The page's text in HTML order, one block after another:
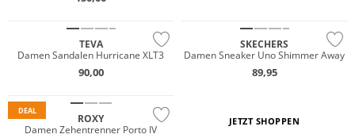
TEVA
Damen Sandalen Hurricane XLT3
90,00
SKECHERS
Damen Sneaker Uno Shimmer Away
89,95
DEAL
ROXY
Damen Zehentrenner Porto IV
JETZT SHOPPEN